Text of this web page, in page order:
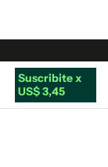
Suscribite x
US$ 3,45